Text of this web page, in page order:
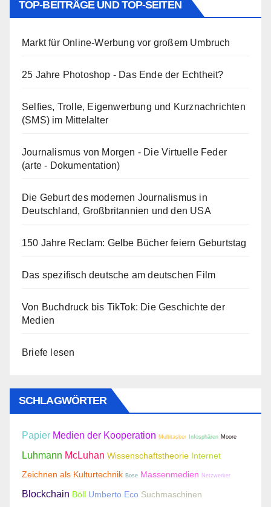
TOP-BEITRÄGE UND TOP-SEITEN
Markt für Online-Werbung vor großem Umbruch
25 Jahre Photoshop - Das Ende der Echtheit?
Selfies, Trolle, Eigenwerbung und Kurznachrichten
(SMS) im Mittelalter
Journalismus von Morgen - Die Virtuelle Feder
(arte - Dokumentation)
Die Geburt des modernen Journalismus in
Deutschland, Großbritannien und den USA
150 Jahre Reclam: Gelbe Bücher feiern Geburtstag
Das spezifisch deutsche am deutschen Film
Von Buchdruck bis TikTok: Die Geschichte der
Medien
Briefe lesen
SCHLAGWÖRTER
Papier Medien der Kooperation Multitasker Infosphären Moore
Luhmann McLuhan Wissenschaftstheorie Internet
Zeichnen als Kulturtechnik Bose Massenmedien Netzwerker
Blockchain Böll Umberto Eco Suchmaschinen